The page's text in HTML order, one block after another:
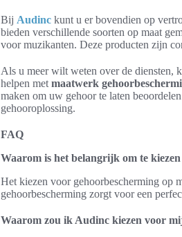
Bij Audinc kunt u er bovendien op
bieden verschillende soorten op maat
voor muzikanten. Deze producten zijn
Als u meer wilt weten over de diensten,
helpen met maatwerk
maken om uw gehoor te laten
gehooroplossing.
FAQ
Waarom is het belangrijk om te
Het kiezen voor gehoorbescherming op
gehoorbescherming zorgt voor een
Waarom zou ik Audinc kiezen voor